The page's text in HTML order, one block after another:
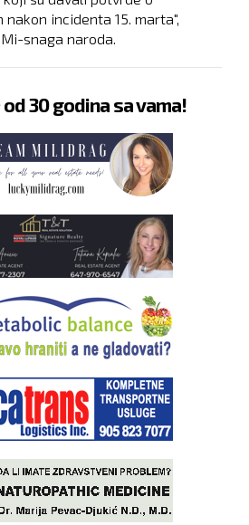
incidenta 15. marta",
snaga naroda.
30 godina sa vama!